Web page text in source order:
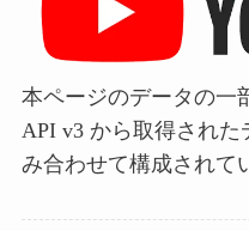
本ページのデータの一
API v3 から取得された
み合わせて構成されて